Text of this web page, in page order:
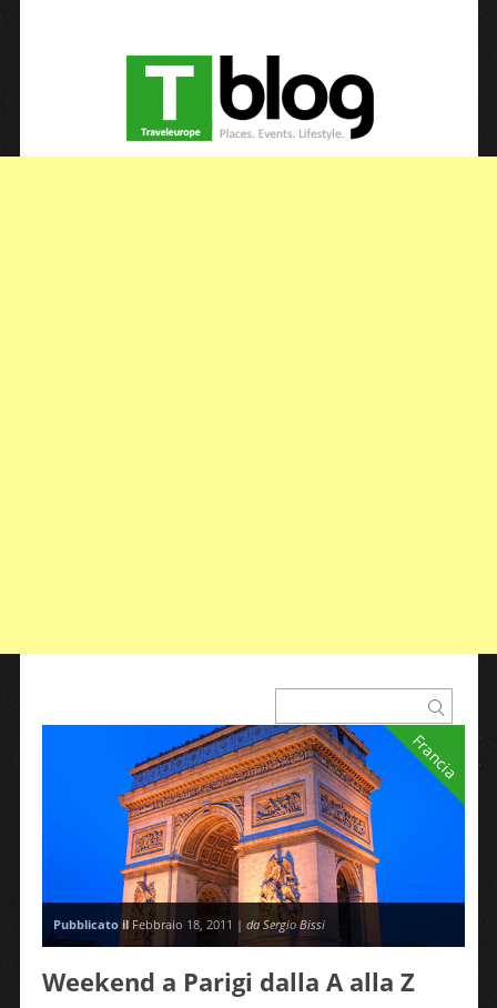
Francia
Pubblicato ilFebbraio 18, 2011 | da Sergio Bissi
Weekend a Parigi dalla A alla Z